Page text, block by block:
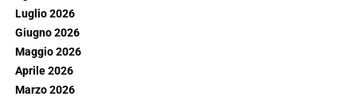
Luglio 2026
Giugno 2026
Maggio 2026
Aprile 2026
Marzo 2026